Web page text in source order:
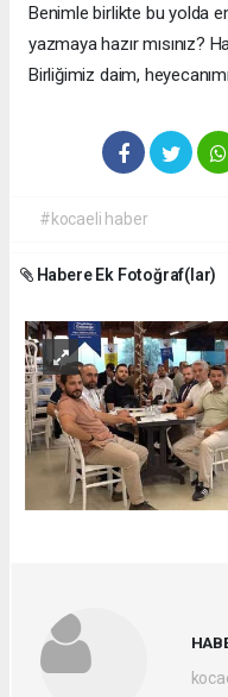
Benimle birlikte bu yolda
yazmaya hazır mısınız?
Birliğimiz daim,
#kocaeli haber
Habere Ek Fotoğraf(lar)